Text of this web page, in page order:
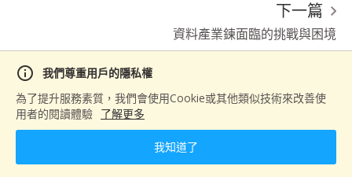
info
我們尊重用戶的隱私權
為了提升服務素質，我們會使用Cookie或其他類似技術來改善使
用者的閱讀體驗 了解更多
我知道了
下一篇
資料產業鍊面臨的挑戰與困境